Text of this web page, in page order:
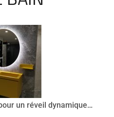
un réveil dynamique…